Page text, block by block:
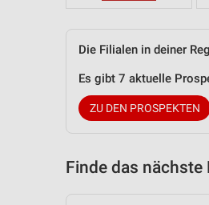
Die Filialen in deiner
Es gibt 7 aktuelle
ZU DEN PROSPEKTEN
Finde das nächste